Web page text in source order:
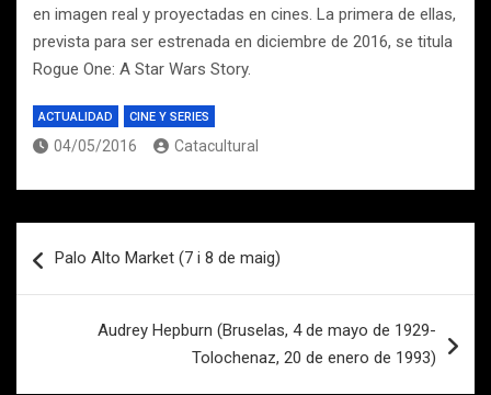
en imagen real y proyectadas en cines. La primera de ellas,
prevista para ser estrenada en diciembre de 2016, se titula
Rogue One: A Star Wars Story.
ACTUALIDAD CINE Y SERIES
04/05/2016 Catacultural
de
Palo Alto Market (7 i 8 de maig)
Audrey Hepburn (Bruselas, 4 de mayo de 1929-
Tolochenaz, 20 de enero de 1993)